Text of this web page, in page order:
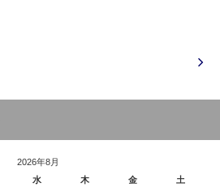
2026年8月
水 木 金
土